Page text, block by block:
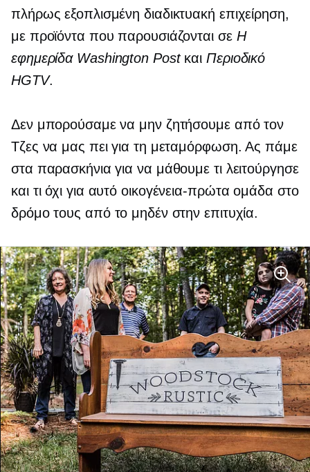
πλήρως εξοπλισμένη διαδικτυακή επιχείρηση,
με προϊόντα που παρουσιάζονται σε Η
εφημερίδα Washington Postκαι Περιοδικό
HGTV.
Δεν μπορούσαμε να μην ζητήσουμε από τον
Τζες να μας πει για τη μεταμόρφωση. Ας πάμε
στα παρασκήνια για να μάθουμε τι λειτούργησε
και τι όχι για αυτό οικογένεια-πρώτα ομάδα στο
δρόμο τους από το μηδέν στην επιτυχία.